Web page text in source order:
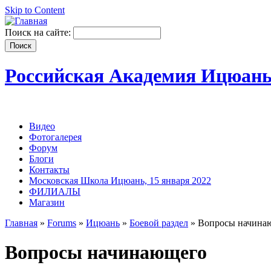
Skip to Content
Поиск на сайте:
Российская Академия
Видео
Фотогалерея
Форум
Блоги
Контакты
Московская Школа Ицюань, 15 января 2022
ФИЛИАЛЫ
Магазин
Главная » Forums » Ицюань » Боевой раздел » Вопросы
Вопросы начинающего